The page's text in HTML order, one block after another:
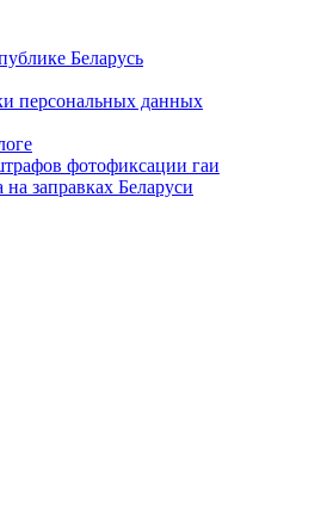
Беларусь
персональных данных
фотофиксации гаи
заправках Беларуси